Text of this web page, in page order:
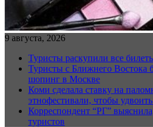
9 августа, 2026
Туристы раскупили все
Туристы с Ближнего Востока
шопинг в Москве
Коми сделала ставку на
этнофестивали, чтобы
Корреспондент “РГ”
туристов